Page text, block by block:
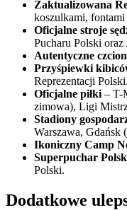
Zaktualizowana
koszulkami,
Oficjalne stroje
Pucharu Polski
Autentyczne
Przyśpiewki
Reprezentacji Polski.
Oficjalne piłki – T-
zimowa), Ligi
Stadiony
Warszawa, Gdańsk
Ikoniczny Camp
Superpuchar
Polski.
Dodatkowe